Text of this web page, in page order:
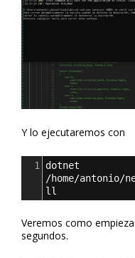
Y lo ejecutaremos con
1
dotnet
/home/antonio/
ll
Veremos como
segundos.